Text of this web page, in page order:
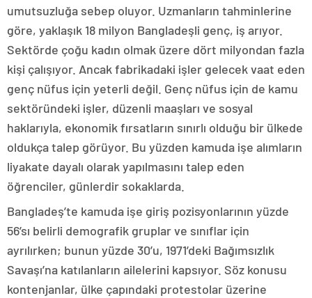
umutsuzluğa sebep oluyor. Uzmanların tahminlerine
göre, yaklaşık 18 milyon Bangladeşli genç, iş arıyor.
Sektörde çoğu kadın olmak üzere dört milyondan fazla
kişi çalışıyor. Ancak fabrikadaki işler gelecek vaat eden
genç nüfus için yeterli değil. Genç nüfus için de kamu
sektöründeki işler, düzenli maaşları ve sosyal
haklarıyla, ekonomik fırsatların sınırlı olduğu bir ülkede
oldukça talep görüyor. Bu yüzden kamuda işe alımların
liyakate dayalı olarak yapılmasını talep eden
öğrenciler, günlerdir sokaklarda.
Bangladeş’te kamuda işe giriş pozisyonlarının yüzde
56’sı belirli demografik gruplar ve sınıflar için
ayrılırken; bunun yüzde 30’u, 1971’deki Bağımsızlık
Savaşı’na katılanların ailelerini kapsıyor. Söz konusu
kontenjanlar, ülke çapındaki protestolar üzerine